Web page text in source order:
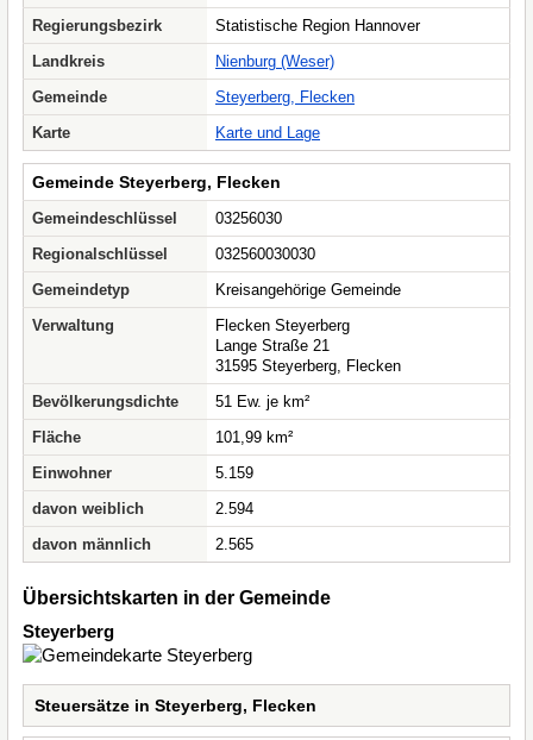
Regierungsbezirk
Statistische Region Hannover
Landkreis
Nienburg (Weser)
Gemeinde
Steyerberg, Flecken
Karte
Karte und Lage
Gemeinde Steyerberg, Flecken
Gemeindeschlüssel
03256030
Regionalschlüssel
032560030030
Gemeindetyp
Kreisangehörige Gemeinde
Verwaltung
Flecken Steyerberg
Lange Straße 21
31595 Steyerberg, Flecken
Bevölkerungsdichte
51 Ew. je km²
Fläche
101,99 km²
Einwohner
5.159
davon weiblich
2.594
davon männlich
2.565
Übersichtskarten in der Gemeinde
Steyerberg
Steuersätze in Steyerberg, Flecken